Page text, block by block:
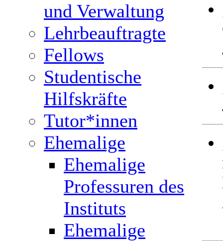
und Verwaltung
Lehrbeauftragte
Fellows
Studentische
Hilfskräfte
Tutor*innen
Ehemalige
Ehemalige
Professuren des
Instituts
Ehemalige